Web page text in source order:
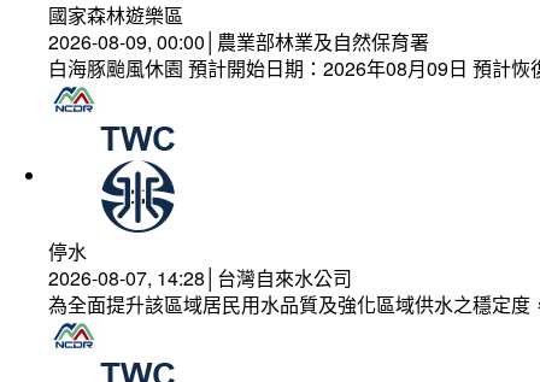
國家森林遊樂區
2026-08-09, 00:00│農業部林業及自然保育署
白海豚颱風休園 預計開始日期：2026年08月09日 預計
停水
2026-08-07, 14:28│台灣自來水公司
為全面提升該區域居民用水品質及強化區域供水之穩定